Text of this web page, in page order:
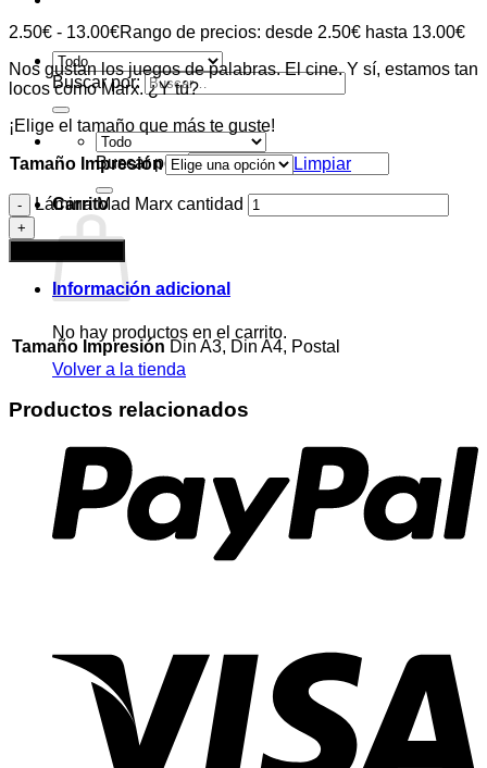
Buscar por:
Buscar por:
Carrito
No hay productos en el carrito.
Volver a la tienda
2.50€ - 13.00€Rango de precios: desde 2.50€ hasta 13.00€
Nos gustan los juegos de palabras. El cine. Y sí, estamos tan
locos como Marx. ¿Y tú?
¡Elige el tamaño que más te guste!
Tamaño Impresión Limpiar
Lámina Mad Marx cantidad
Información adicional
Tamaño Impresión Din A3, Din A4, Postal
Productos relacionados